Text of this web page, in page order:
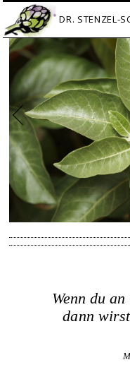
Wenn du
dann